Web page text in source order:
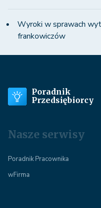
Wyroki w sprawach
frankowiczów
Poradnik
Przedsiębiorcy
Nasze serwisy
Poradnik Pracownika
wFirma